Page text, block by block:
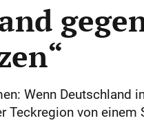
Wenn Deutschland
Teckregion von einem